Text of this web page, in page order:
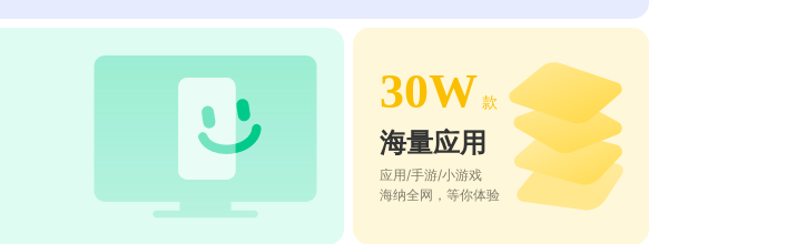
30W 款
海量应用
应用/手游/小游戏
海纳全网，等你体验